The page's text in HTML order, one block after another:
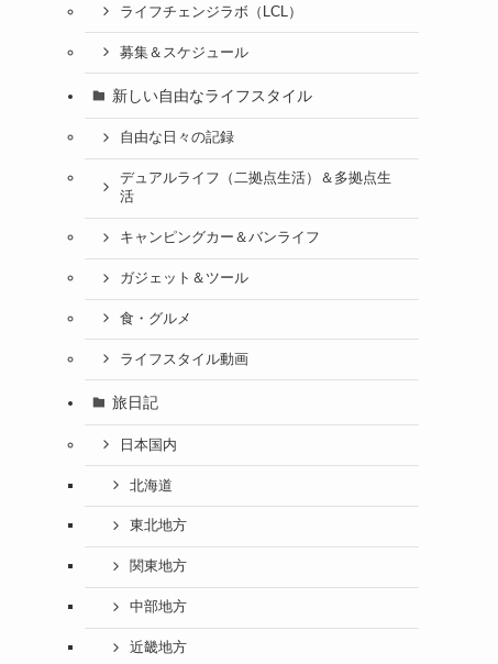
ライフチェンジラボ（LCL）
募集＆スケジュール
新しい自由なライフスタイル
自由な日々の記録
デュアルライフ（二拠点生活）＆多拠点生
活
キャンピングカー＆バンライフ
ガジェット＆ツール
食・グルメ
ライフスタイル動画
旅日記
日本国内
北海道
東北地方
関東地方
中部地方
近畿地方